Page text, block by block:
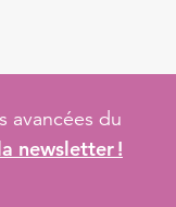
avancées du
newsletter !